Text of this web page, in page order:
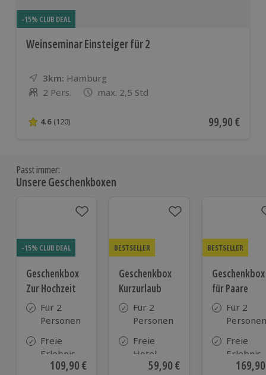
-15% CLUB DEAL
Weinseminar Einsteiger für 2
3km: Entfernung
Standort
Hamburg
Anzahl der Teilnehmer
2 Pers. max. 2,5 Std
4.6 von 5 Sternen basierend auf 120 Bewertungen
4.6 (120) Aktueller
99,90 €
Passt immer:
Unsere Geschenkboxen
-15% CLUB DEAL
Geschenkbox
Zur Hochzeit
Für 2
Personen
Freie
Erlebnis-
Auswahl
Aktueller Preis
109,90 €
BESTSELLER
Geschenkbox
Kurzurlaub
Für 2
Personen
Freie
Hotel-
Auswahl
Aktueller Preis
59,90 €
BESTSELLER
Geschenkbox
für Paare
Für 2
Personen
Freie
Erlebnis-
Auswahl